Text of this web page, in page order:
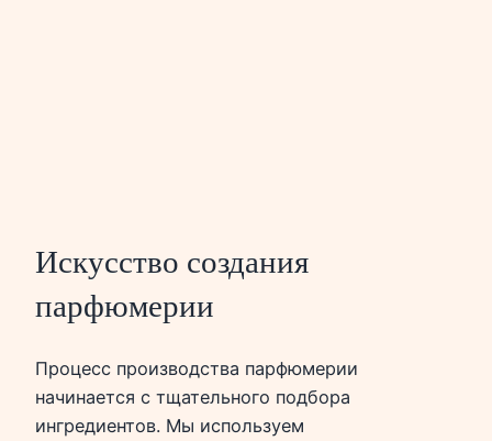
Искусство создания
парфюмерии
Процесс производства парфюмерии
начинается с тщательного подбора
ингредиентов. Мы используем